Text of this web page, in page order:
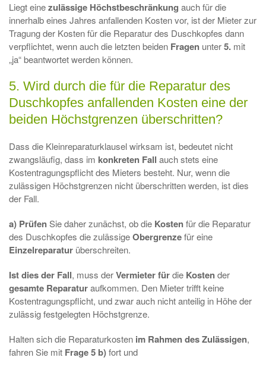
Liegt einezulässige Höchstbeschränkung auch für die
innerhalb eines Jahres anfallenden Kosten vor, ist der Mieter zur
Tragung der Kosten für die Reparatur des Duschkopfes dann
verpflichtet, wenn auch die letzten beiden Fragen unter5. mit
„ja“ beantwortet werden können.
5. Wird durch die für die Reparatur des
Duschkopfes anfallenden Kosten eine der
beiden Höchstgrenzen überschritten?
Dass die Kleinreparaturklausel wirksam ist, bedeutet nicht
zwangsläufig, dass im konkreten Fall auch stets eine
Kostentragungspflicht des Mieters besteht. Nur, wenn die
zulässigen Höchstgrenzen nicht überschritten werden, ist dies
der Fall.
a) PrüfenSie daher zunächst, ob die Kostenfür die Reparatur
des Duschkopfes die zulässigeObergrenzefür eine
Einzelreparatur überschreiten.
Ist dies der Fall, muss derVermieter fürdie Kostender
gesamte Reparaturaufkommen. Den Mieter trifft keine
Kostentragungspflicht, und zwar auch nicht anteilig in Höhe der
zulässig festgelegten Höchstgrenze.
Halten sich die Reparaturkosten im Rahmen des Zulässigen,
fahren Sie mit Frage 5 b)fort und